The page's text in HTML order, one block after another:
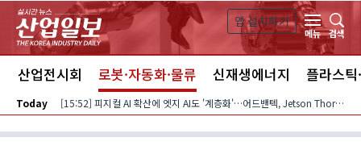
본문 바로가기
앱 설치하기
메뉴
검색
산업전시회 로봇·자동화·물류 신재생에너지 플라스틱
Today [15:52] 피지컬 AI 확산에 엣지 AI도 '계층화'…어드밴텍, Jetson Thor 기반 플랫폼 확대